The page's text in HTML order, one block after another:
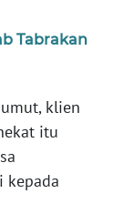
Tabrakan
klien
itu
kepada